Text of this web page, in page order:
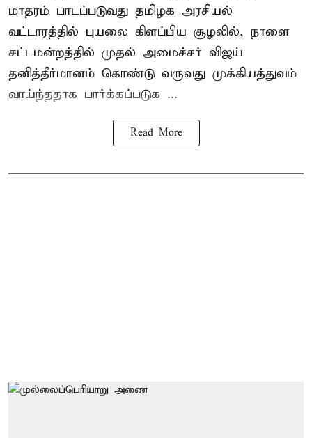
மாதரம் பாடப்படுவது தமிழக அரசியல்
வட்டாரத்தில் புயலை கிளப்பிய சூழலில், நாளை
சட்டமன்றத்தில் முதல் அமைச்சர் விஜய்
தனித்தீர்மானம் கொண்டு வருவது முக்கியத்துவம்
வாய்ந்ததாக பார்க்கப்படுக ...
Read More